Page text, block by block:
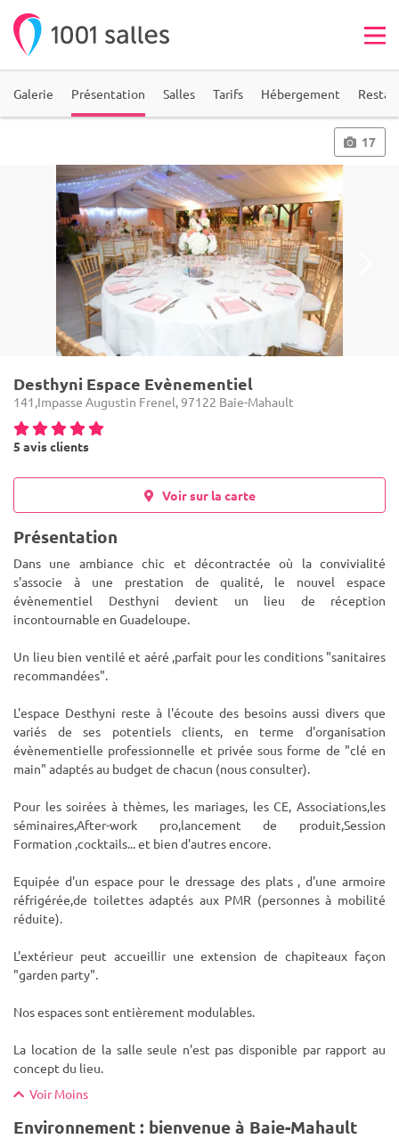
Galerie Présentation Salles Tarifs Hébergement
17
Desthyni Espace Evènementiel
141,Impasse Augustin Frenel, 97122 Baie-Mahault
5 avis clients
Voir sur la carte
Présentation
Dans une ambiance chic et décontractée où la convivialité
s'associe à une prestation de qualité, le nouvel espace
évènementiel Desthyni devient un lieu de réception
incontournable en Guadeloupe.
Un lieu bien ventilé et aéré ,parfait pour les conditions "sanitaires
recommandées".
L'espace Desthyni reste à l'écoute des besoins aussi divers que
variés de ses potentiels clients, en terme d'organisation
évènementielle professionnelle et privée sous forme de "clé en
main" adaptés au budget de chacun (nous consulter).
Pour les soirées à thèmes, les mariages, les CE, Associations,les
séminaires,After-work pro,lancement de produit,Session
Formation ,cocktails... et bien d'autres encore.
Equipée d'un espace pour le dressage des plats , d'une armoire
réfrigérée,de toilettes adaptés aux PMR (personnes à mobilité
réduite).
L'extérieur peut accueillir une extension de chapiteaux façon
"garden party".
Nos espaces sont entièrement modulables.
La location de la salle seule n'est pas disponible par rapport au
concept du lieu.
Voir Moins
Environnement : bienvenue à Baie-Mahault